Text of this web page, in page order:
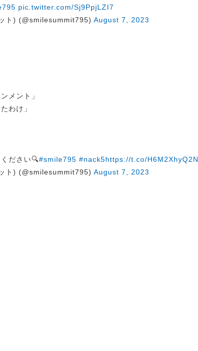
pic.twitter.com/Sj9PpjLZI7
ト) (@smilesummit795) August 7, 2023
メント」
わけ」
ださい🔍#smile795 #nack5https://t.co/H6M2XhyQ2N
ト) (@smilesummit795) August 7, 2023